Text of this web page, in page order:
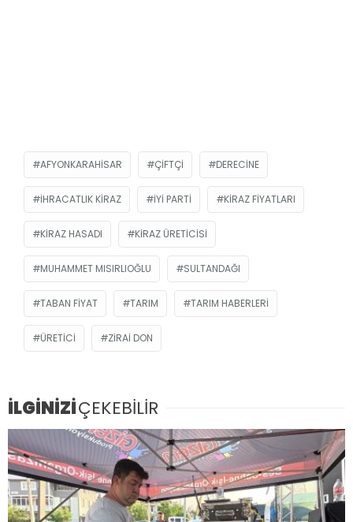
AFYONKARAHISAR ÇIFTÇI DERECINE
IHRACATLIK KIRAZ İYİ PARTI KIRAZ FIYATLARI
KIRAZ HASADI KIRAZ ÜRETICISI
MUHAMMET MISIRLIOĞLU SULTANDAĞI
TABAN FIYAT TARIM TARIM HABERLERI
ÜRETICI ZIRAI DON
İLGİNİZİÇEKEBİLİR